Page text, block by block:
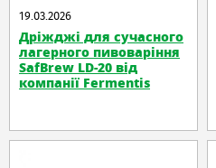
19.03.2026
Дріжджі для сучасного
лагерного пивоваріння
SafBrew LD-20 від
компанії Fermentis